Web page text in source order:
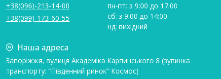
+38(096)-213-14-00
+38(099)-173-60-55
пн-пт: з 9:00 до 17:00
сб: з 9:00 до 14:00
нд: вихідний
Наша адреса
Запоріжжя, вулиця Академіка Карпинського 8 (зупинка
транспорту: “Південний ринок” Космос)